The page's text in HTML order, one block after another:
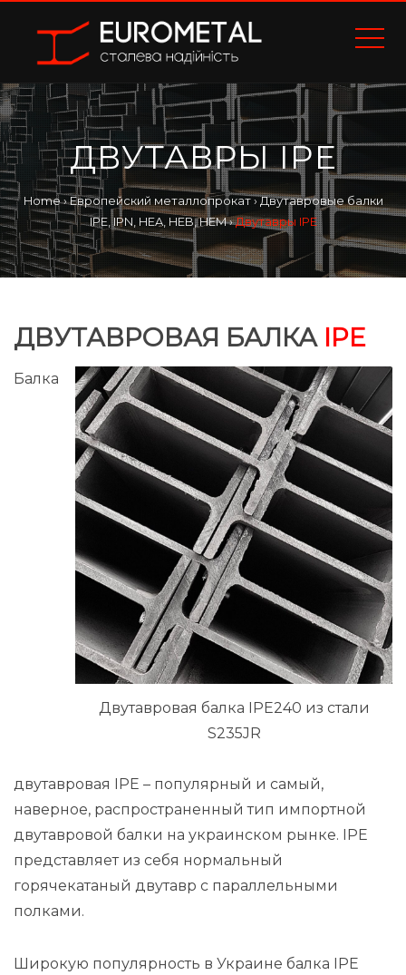
ДВУТАВРЫ IPE
Home›Европейский металлопрокат›Двутавровые балки
IPE, IPN, HEA, HEB, HEM›Двутавры IPE
ДВУТАВРОВАЯ БАЛКА IPE
Двутавровая балка IPE240 из стали
S235JR
Балка
двутавровая IPE – популярный и самый,
наверное, распространенный тип импортной
двутавровой балки на украинском рынке. IPE
представляет из себя нормальный
горячекатаный двутавр с параллельными
полками.
Широкую популярность в Украине балка IPE